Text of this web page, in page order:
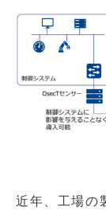
近年、工場の